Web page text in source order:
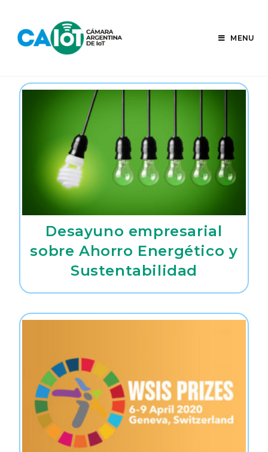
content
MENU
Desayuno empresarial
sobre Ahorro Energético y
Sustentabilidad